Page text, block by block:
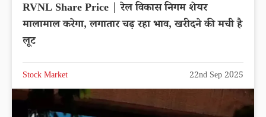
RVNL Share Price | रेल विकास निगम शेयर
मालामाल करेगा, लगातार चढ़ रहा भाव, खरीदने की मची है
लूट
Stock Market 22nd Sep 2025